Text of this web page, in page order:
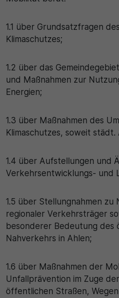
1.1 über Grundsatzfragen
Klimaschutzes;
1.2 über das
und Maßnahmen zur
Energien;
1.3 über Maßnahmen des
Klimaschutzes, soweit
1.4 über Aufstellungen und
Verkehrsentwicklungs- und
1.5 über Stellungnahmen zu
regionaler Verkehrsträger
besonderer Bedeutung des
Nahverkehrs in Ahlen;
1.6 über Maßnahmen der
Unfallprävention im Zuge
öffentlichen Straßen,